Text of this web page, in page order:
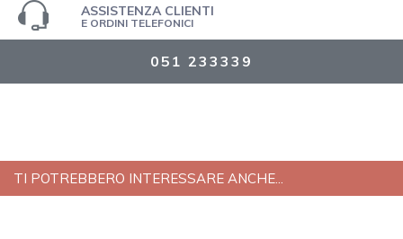
ASSISTENZA CLIENTI
E ORDINI TELEFONICI
051 233339
TI POTREBBERO INTERESSARE ANCHE...